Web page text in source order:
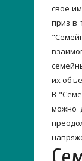
свое
приз в
их
В
можно